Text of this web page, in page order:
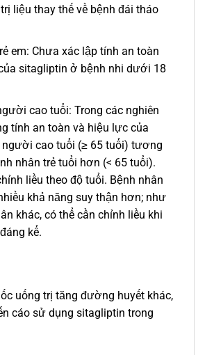
liệu thay thế về bệnh đái tháo
em: Chưa xác lập tính an toàn
sitagliptin ở bệnh nhi dưới 18
cao tuổi: Trong các nghiên
tính an toàn và hiệu lực của
cao tuổi (≥ 65 tuổi) tương
nhân trẻ tuổi hơn (< 65 tuổi).
liều theo độ tuổi. Bệnh nhân
khả năng suy thận hơn; như
khác, có thể cần chỉnh liều khi
kể.
uống trị tăng đường huyết khác,
cáo sử dụng sitagliptin trong